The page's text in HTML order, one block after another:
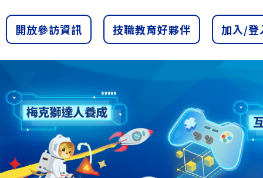
開放參訪資訊 技職教育好夥伴 加入/登